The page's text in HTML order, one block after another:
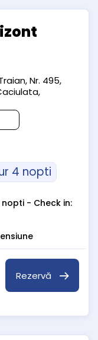
Nr. 495,
4 nopti
nopti - Check in:
Rezervă